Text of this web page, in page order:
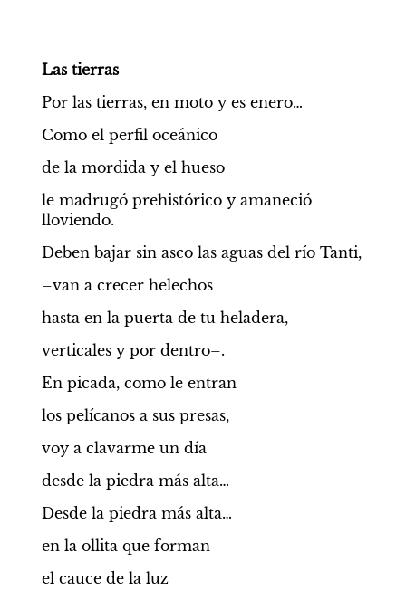
Las tierras
Por las tierras, en moto y es enero…
Como el perfil oceánico
de la mordida y el hueso
le madrugó prehistórico y amaneció
lloviendo.
Deben bajar sin asco las aguas del río Tanti,
–van a crecer helechos
hasta en la puerta de tu heladera,
verticales y por dentro–.
En picada, como le entran
los pelícanos a sus presas,
voy a clavarme un día
desde la piedra más alta…
Desde la piedra más alta…
en la ollita que forman
el cauce de la luz